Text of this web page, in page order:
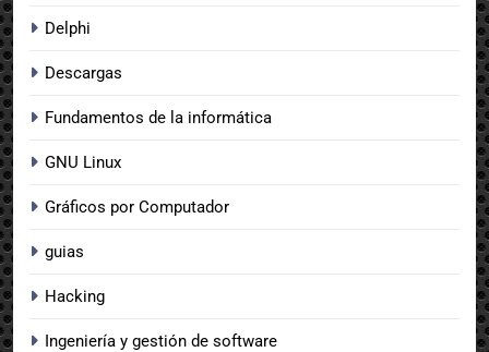
Delphi
Descargas
Fundamentos de la informática
GNU Linux
Gráficos por Computador
guias
Hacking
Ingeniería y gestión de software